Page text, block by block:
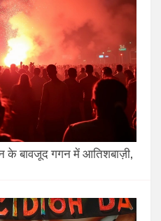
के बावजूद गगन में आतिशबाज़ी,